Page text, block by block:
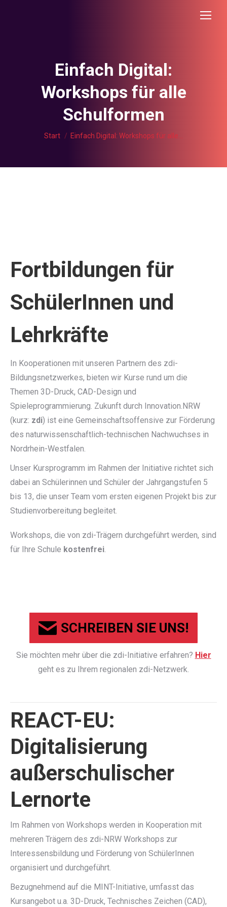
Einfach Digital:
Workshops für alle
Schulformen
Sie befinden sich hier:
Start Einfach Digital: Workshops für alle…
Fortbildungen für
SchülerInnen und
Lehrkräfte
In Kooperationen mit unseren Partnern des zdi-
Bildungsnetzwerkes, bieten wir Kurse rund um die
Themen 3D-Druck, CAD-Design und
Spieleprogrammierung. Zukunft durch Innovation.NRW
(kurz: zdi) ist eine Gemeinschaftsoffensive zur Förderung
des naturwissenschaftlich-technischen Nachwuchses in
Nordrhein-Westfalen.
Unser Kursprogramm im Rahmen der Initiative richtet sich
dabei an Schülerinnen und Schüler der Jahrgangstufen 5
bis 13, die unser Team vom ersten eigenen Projekt bis zur
Studienvorbereitung begleitet.
Workshops, die von zdi-Trägern durchgeführt werden, sind
für Ihre Schule kostenfrei.
SCHREIBEN SIE UNS!
Sie möchten mehr über die zdi-Initiative erfahren? Hier
geht es zu Ihrem regionalen zdi-Netzwerk.
REACT-EU:
Digitalisierung
außerschulischer
Lernorte
Im Rahmen von Workshops werden in Kooperation mit
mehreren Trägern des zdi-NRW Workshops zur
Interessensbildung und Förderung von SchülerInnen
organisiert und durchgeführt.
Bezugnehmend auf die MINT-Initiative, umfasst das
Kursangebot u.a. 3D-Druck, Technisches Zeichen (CAD),